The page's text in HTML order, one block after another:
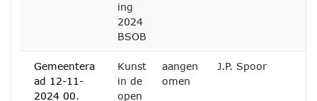
ing
2024
BSOB
Gemeentera
ad 12-11-
2024 00.
Kunst
in de
open
aangen
omen
J.P. Spoor